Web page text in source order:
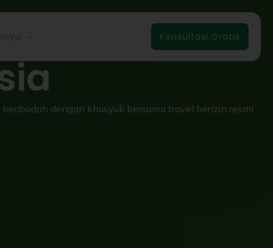
Konsultasi Gratis
Halal
dengan khusyuk bersama travel berizin resmi